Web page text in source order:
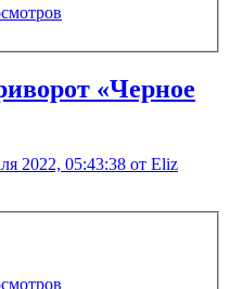
«Черное
2022, 05:43:38 от Eliz